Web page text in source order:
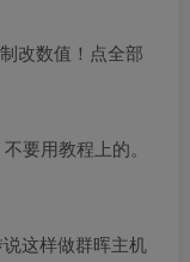
改数值！点全部
要用教程上的。
这样做群晖主机